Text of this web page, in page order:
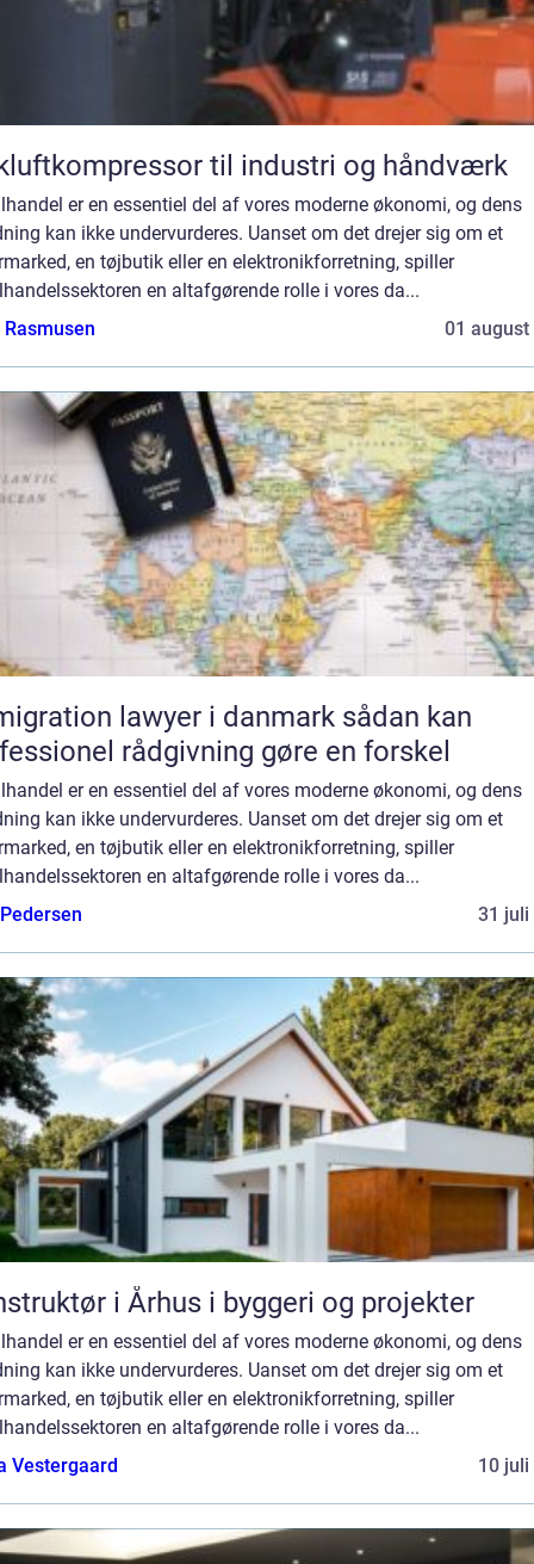
til industri og håndværk
er en essentiel del af vores moderne økonomi, og dens
kan ikke undervurderes. Uanset om det drejer sig om et
en tøjbutik eller en elektronikforretning, spiller
en altafgørende rolle i vores da...
01 august
lawyer i danmark sådan kan
rådgivning gøre en forskel
er en essentiel del af vores moderne økonomi, og dens
kan ikke undervurderes. Uanset om det drejer sig om et
en tøjbutik eller en elektronikforretning, spiller
en altafgørende rolle i vores da...
31 juli
i Århus i byggeri og projekter
er en essentiel del af vores moderne økonomi, og dens
kan ikke undervurderes. Uanset om det drejer sig om et
en tøjbutik eller en elektronikforretning, spiller
en altafgørende rolle i vores da...
Vestergaard
10 juli